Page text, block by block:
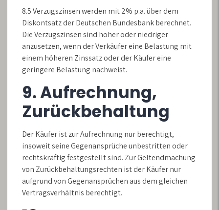
8.5 Verzugszinsen werden mit 2% p.a. über dem
Diskontsatz der Deutschen Bundesbank berechnet.
Die Verzugszinsen sind höher oder niedriger
anzusetzen, wenn der Verkäufer eine Belastung mit
einem höheren Zinssatz oder der Käufer eine
geringere Belastung nachweist.
9. Aufrechnung,
Zurückbehaltung
Der Käufer ist zur Aufrechnung nur berechtigt,
insoweit seine Gegenansprüche unbestritten oder
rechtskräftig festgestellt sind. Zur Geltendmachung
von Zurückbehaltungsrechten ist der Käufer nur
aufgrund von Gegenansprüchen aus dem gleichen
Vertragsverhältnis berechtigt.